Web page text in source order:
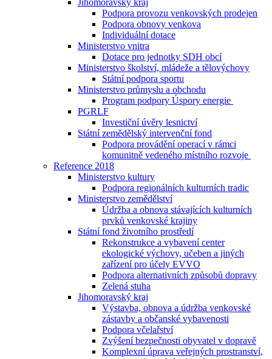
Jihomoravský kraj
Podpora provozu venkovských prodejen
Podpora obnovy venkova
Individuální dotace
Ministerstvo vnitra
Dotace pro jednotky SDH obcí
Ministerstvo školství, mládeže a tělovýchovy
Státní podpora sportu
Ministerstvo průmyslu a obchodu
Program podpory Úspory energie
PGRLF
Investiční úvěry lesnictví
Státní zemědělský intervenční fond
Podpora provádění operací v rámci
komunitně vedeného místního rozvoje
Reference 2018
Ministerstvo kultury
Podpora regionálních kulturních tradic
Ministerstvo zemědělství
Údržba a obnova stávajících kulturních
prvků venkovské krajiny
Státní fond životního prostředí
Rekonstrukce a vybavení center
ekologické výchovy, učeben a jiných
zařízení pro účely EVVO
Podpora alternativních způsobů dopravy
Zelená stuha
Jihomoravský kraj
Výstavba, obnova a údržba venkovské
zástavby a občanské vybavenosti
Podpora včelařství
Zvýšení bezpečnosti obyvatel v dopravě
Komplexní úprava veřejných prostranství,